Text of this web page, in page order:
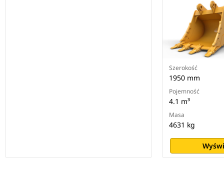
Szerokość
1950 mm
Pojemność
4.1 m³
Masa
4631 kg